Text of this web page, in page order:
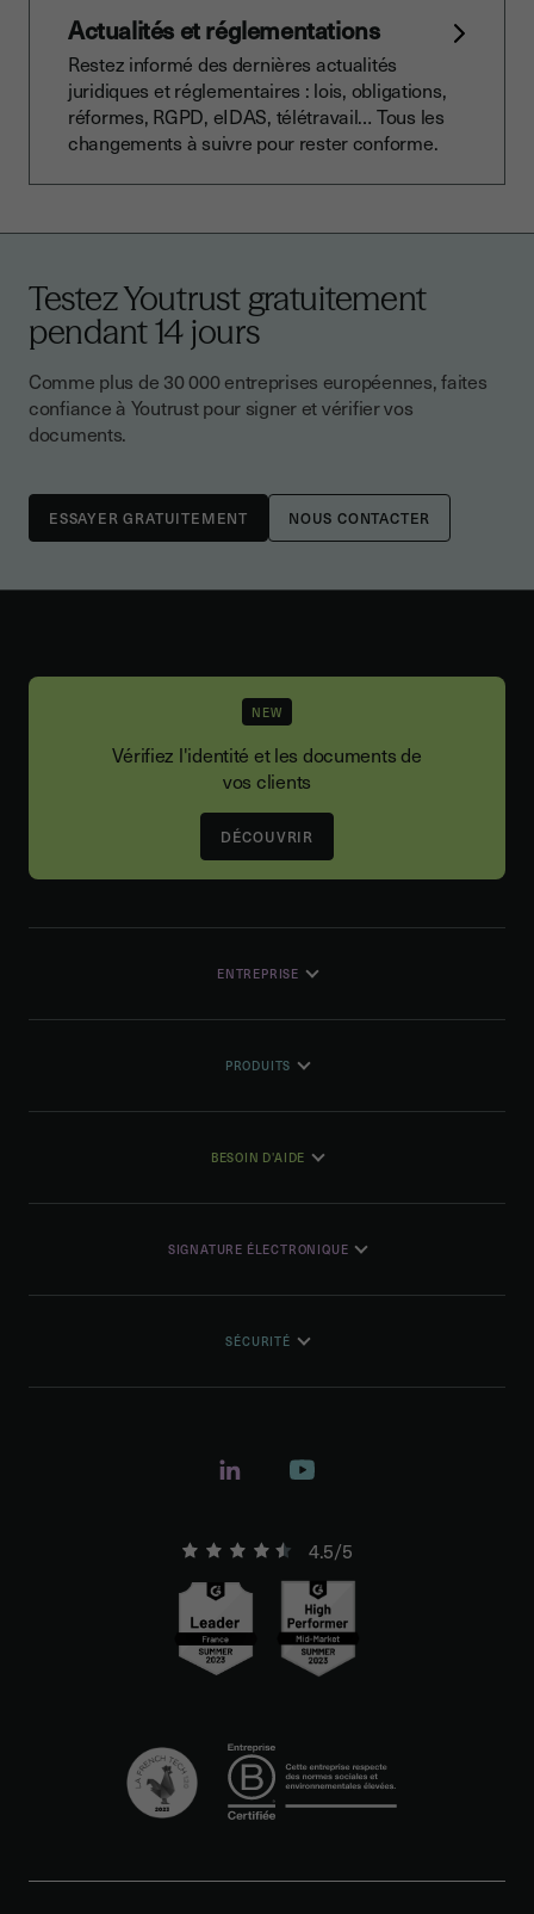
Actualités et réglementations
Restez informé des dernières actualités
juridiques et réglementaires : lois, obligations,
réformes, RGPD, eIDAS, télétravail… Tous les
changements à suivre pour rester conforme.
Testez Youtrust gratuitement
pendant 14 jours
Comme plus de 30 000 entreprises européennes, faites
confiance à Youtrust pour signer et vérifier vos
documents.
NOUS CONTACTER
NEW
Vérifiez l'identité et les documents de
vos clients
DÉCOUVRIR
ENTREPRISE
PRODUITS
BESOIN D'AIDE
SIGNATURE ÉLECTRONIQUE
SÉCURITÉ
4.5/5